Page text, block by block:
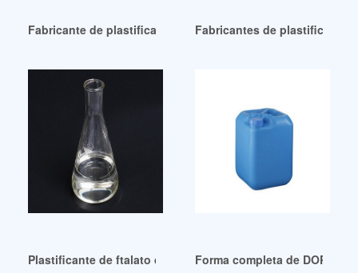
Fabricante de plastificantes dop-Fabricantes de
Fabricantes de plastificantes
Plastificante de ftalato de dimetilo de alto rendimiento Brasil
Forma completa de DOP en